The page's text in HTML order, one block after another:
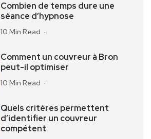
Combien de temps dure une
séance d’hypnose
10 Min Read
Comment un couvreur à Bron
peut-il optimiser
10 Min Read
Quels critères permettent
d’identifier un couvreur
compétent